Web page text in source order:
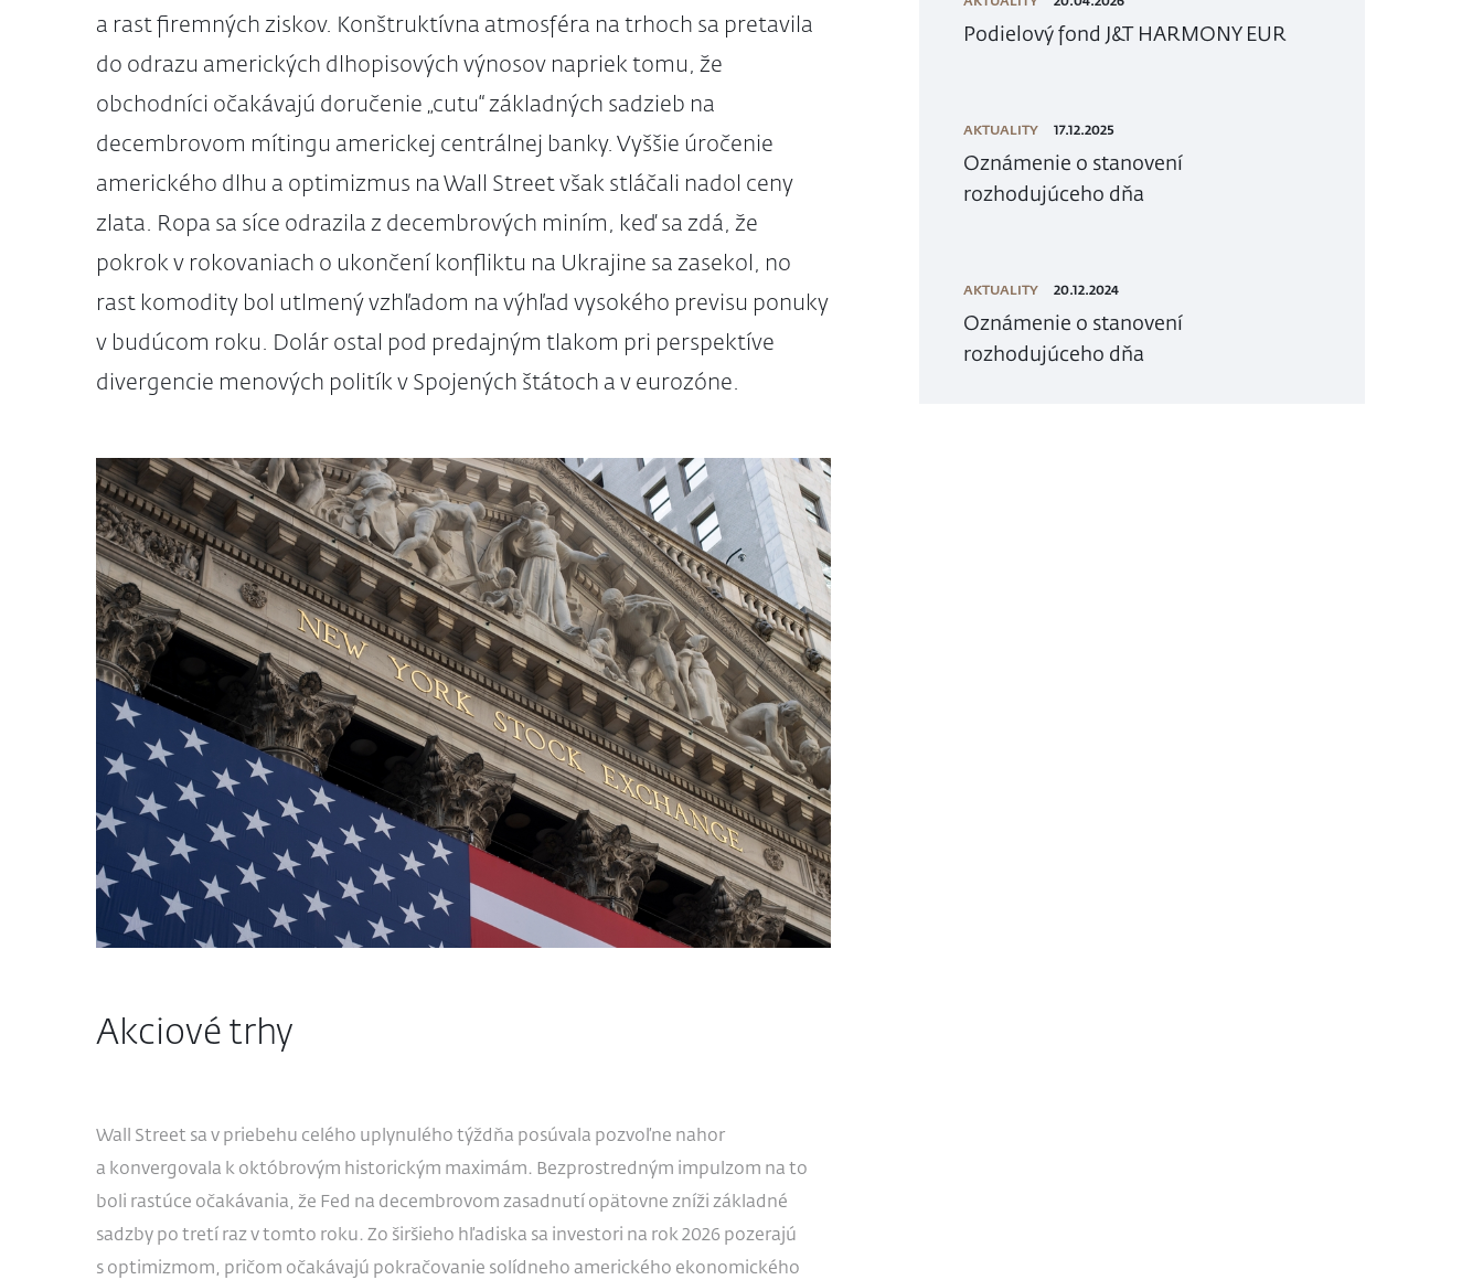
a rast firemných ziskov. Konštruktívna atmosféra na trhoch sa pretavila
do odrazu amerických dlhopisových výnosov napriek tomu, že
obchodníci očakávajú doručenie „cutu“ základných sadzieb na
decembrovom mítingu americkej centrálnej banky. Vyššie úročenie
amerického dlhu a optimizmus na Wall Street však stláčali nadol ceny
zlata. Ropa sa síce odrazila z decembrových miním, keď sa zdá, že
pokrok v rokovaniach o ukončení konfliktu na Ukrajine sa zasekol, no
rast komodity bol utlmený vzhľadom na výhľad vysokého previsu ponuky
v budúcom roku. Dolár ostal pod predajným tlakom pri perspektíve
divergencie menových politík v Spojených štátoch a v eurozóne.
Akciové trhy
Wall Street sa v priebehu celého uplynulého týždňa posúvala pozvoľne nahor
a konvergovala k októbrovým historickým maximám. Bezprostredným impulzom na to
boli rastúce očakávania, že Fed na decembrovom zasadnutí opätovne zníži základné
sadzby po tretí raz v tomto roku. Zo širšieho hľadiska sa investori na rok 2026 pozerajú
s optimizmom, pričom očakávajú pokračovanie solídneho amerického ekonomického
Podielový fond J&T HARMONY EUR
AKTUALITY 17.12.2025
Oznámenie o stanovení
rozhodujúceho dňa
AKTUALITY 20.12.2024
Oznámenie o stanovení
rozhodujúceho dňa